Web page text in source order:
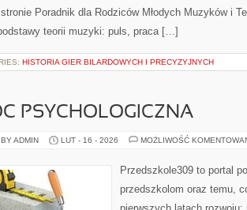
Poradnik dla Rodziców Młodych Muzyków i
teorii muzyki: puls, praca […]
HISTORIA GIER BILARDOWYCH I PRECYZYJNYCH
PSYCHOLOGICZNA
ADMIN LUT - 16 - 2026 MOŻLIWOŚĆ
Przedszkole309 to portal
przedszkolom oraz temu,